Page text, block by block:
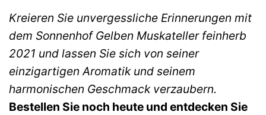
Kreieren Sie unvergessliche Erinnerungen mit
dem Sonnenhof Gelben Muskateller feinherb
2021 und lassen Sie sich von seiner
einzigartigen Aromatik und seinem
harmonischen Geschmack verzaubern.
Bestellen Sie noch heute und entdecken Sie